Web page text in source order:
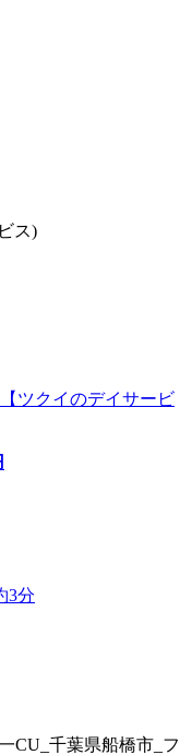
ス)
ツクイのデイサービ
3分
CU_千葉県船橋市_フ